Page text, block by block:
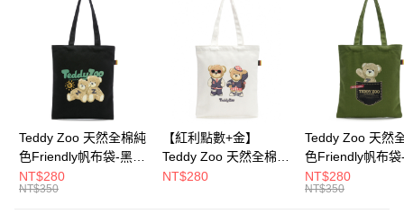
Apple Pay
街口支付
大哥付你分期
相關說明
Teddy Zoo 天然全棉純
色Friendly帆布袋-黑色
(TZB107)
NT$280
NT$350
【紅利點數+金】
Teddy Zoo 天然全棉純
色Friendly帆布袋-白色
NT$280
Teddy Zoo 天然
色Friendly帆布袋
色(TZB107)
NT$280
NT$350